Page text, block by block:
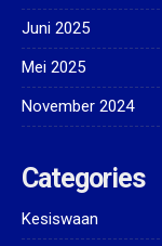
Juni 2025
Mei 2025
November 2024
Categories
Kesiswaan